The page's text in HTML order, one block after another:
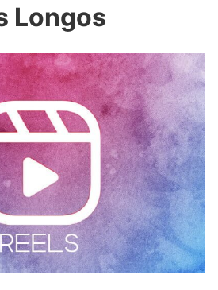
Longos